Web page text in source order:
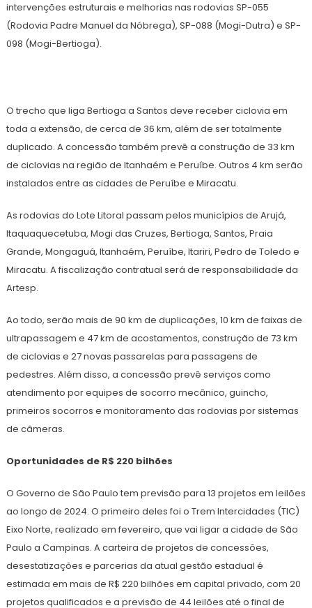
intervenções estruturais e melhorias nas rodovias SP-055
(Rodovia Padre Manuel da Nóbrega), SP-088 (Mogi-Dutra) e SP-
098 (Mogi-Bertioga).
O trecho que liga Bertioga a Santos deve receber ciclovia em
toda a extensão, de cerca de 36 km, além de ser totalmente
duplicado. A concessão também prevê a construção de 33 km
de ciclovias na região de Itanhaém e Peruíbe. Outros 4 km serão
instalados entre as cidades de Peruíbe e Miracatu.
As rodovias do Lote Litoral passam pelos municípios de Arujá,
Itaquaquecetuba, Mogi das Cruzes, Bertioga, Santos, Praia
Grande, Mongaguá, Itanhaém, Peruíbe, Itariri, Pedro de Toledo e
Miracatu. A fiscalização contratual será de responsabilidade da
Artesp.
Ao todo, serão mais de 90 km de duplicações, 10 km de faixas de
ultrapassagem e 47 km de acostamentos, construção de 73 km
de ciclovias e 27 novas passarelas para passagens de
pedestres. Além disso, a concessão prevê serviços como
atendimento por equipes de socorro mecânico, guincho,
primeiros socorros e monitoramento das rodovias por sistemas
de câmeras.
Oportunidades de R$ 220 bilhões
O Governo de São Paulo tem previsão para 13 projetos em leilões
ao longo de 2024. O primeiro deles foi o Trem Intercidades (TIC)
Eixo Norte, realizado em fevereiro, que vai ligar a cidade de São
Paulo a Campinas. A carteira de projetos de concessões,
desestatizações e parcerias da atual gestão estadual é
estimada em mais de R$ 220 bilhões em capital privado, com 20
projetos qualificados e a previsão de 44 leilões até o final de